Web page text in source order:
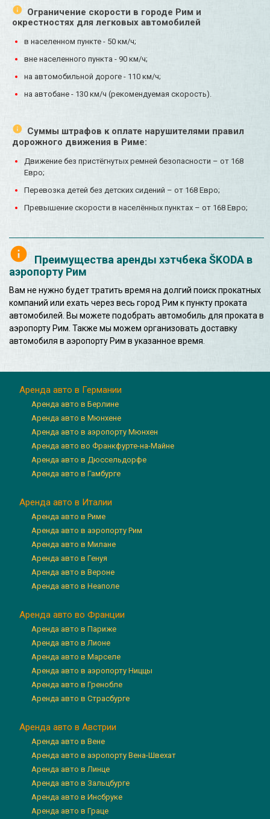
Ограничение скорости в городе Рим и
окрестностях для легковых автомобилей
в населенном пункте - 50 км/ч;
вне населенного пункта - 90 км/ч;
на автомобильной дороге - 110 км/ч;
на автобане - 130 км/ч (рекомендуемая скорость).
Суммы штрафов к оплате нарушителями правил
дорожного движения в Риме:
Движение без пристёгнутых ремней безопасности – от 168
Евро;
Перевозка детей без детских сидений – от 168 Евро;
Превышение скорости в населённых пунктах – от 168 Евро;
Преимущества аренды хэтчбека ŠKODA в
аэропорту Рим
Вам не нужно будет тратить время на долгий поиск прокатных
компаний или ехать через весь город Рим к пункту проката
автомобилей. Вы можете подобрать автомобиль для проката в
аэропорту Рим. Также мы можем организовать доставку
автомобиля в аэропорту Рим в указанное время.
Аренда авто в Германии
Аренда авто в Берлине
Аренда авто в Мюнхене
Аренда авто в аэропорту Мюнхен
Аренда авто во Франкфурте-на-Майне
Аренда авто в Дюссельдорфе
Аренда авто в Гамбурге
Аренда авто в Италии
Аренда авто в Риме
Аренда авто в аэропорту Рим
Аренда авто в Милане
Аренда авто в Генуя
Аренда авто в Вероне
Аренда авто в Неаполе
Аренда авто во Франции
Аренда авто в Париже
Аренда авто в Лионе
Аренда авто в Марселе
Аренда авто в аэропорту Ниццы
Аренда авто в Гренобле
Аренда авто в Страсбурге
Аренда авто в Австрии
Аренда авто в Вене
Аренда авто в аэропорту Вена-Швехат
Аренда авто в Линце
Аренда авто в Зальцбурге
Аренда авто в Инсбруке
Аренда авто в Граце